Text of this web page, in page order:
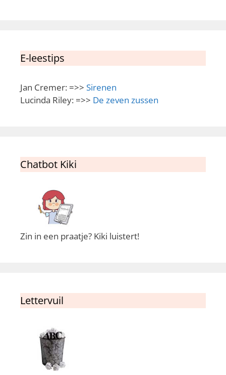
E-leestips
Jan Cremer: =>> Sirenen
Lucinda Riley: =>> De zeven zussen
Chatbot Kiki
Zin in een praatje? Kiki luistert!
Lettervuil